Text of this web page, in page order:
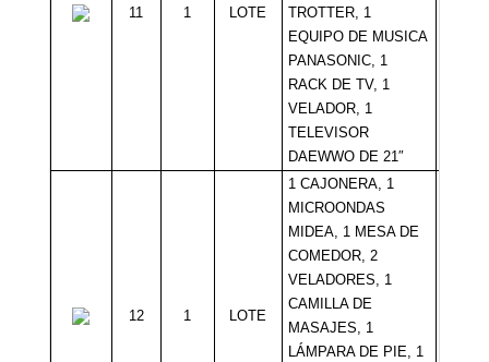
11 1 LOTE
TROTTER, 1
EQUIPO DE MUSICA
PANASONIC, 1
RACK DE TV, 1
VELADOR, 1
TELEVISOR
DAEWWO DE 21″
12 1 LOTE
1 CAJONERA, 1
MICROONDAS
MIDEA, 1 MESA DE
COMEDOR, 2
VELADORES, 1
CAMILLA DE
MASAJES, 1
LÁMPARA DE PIE, 1